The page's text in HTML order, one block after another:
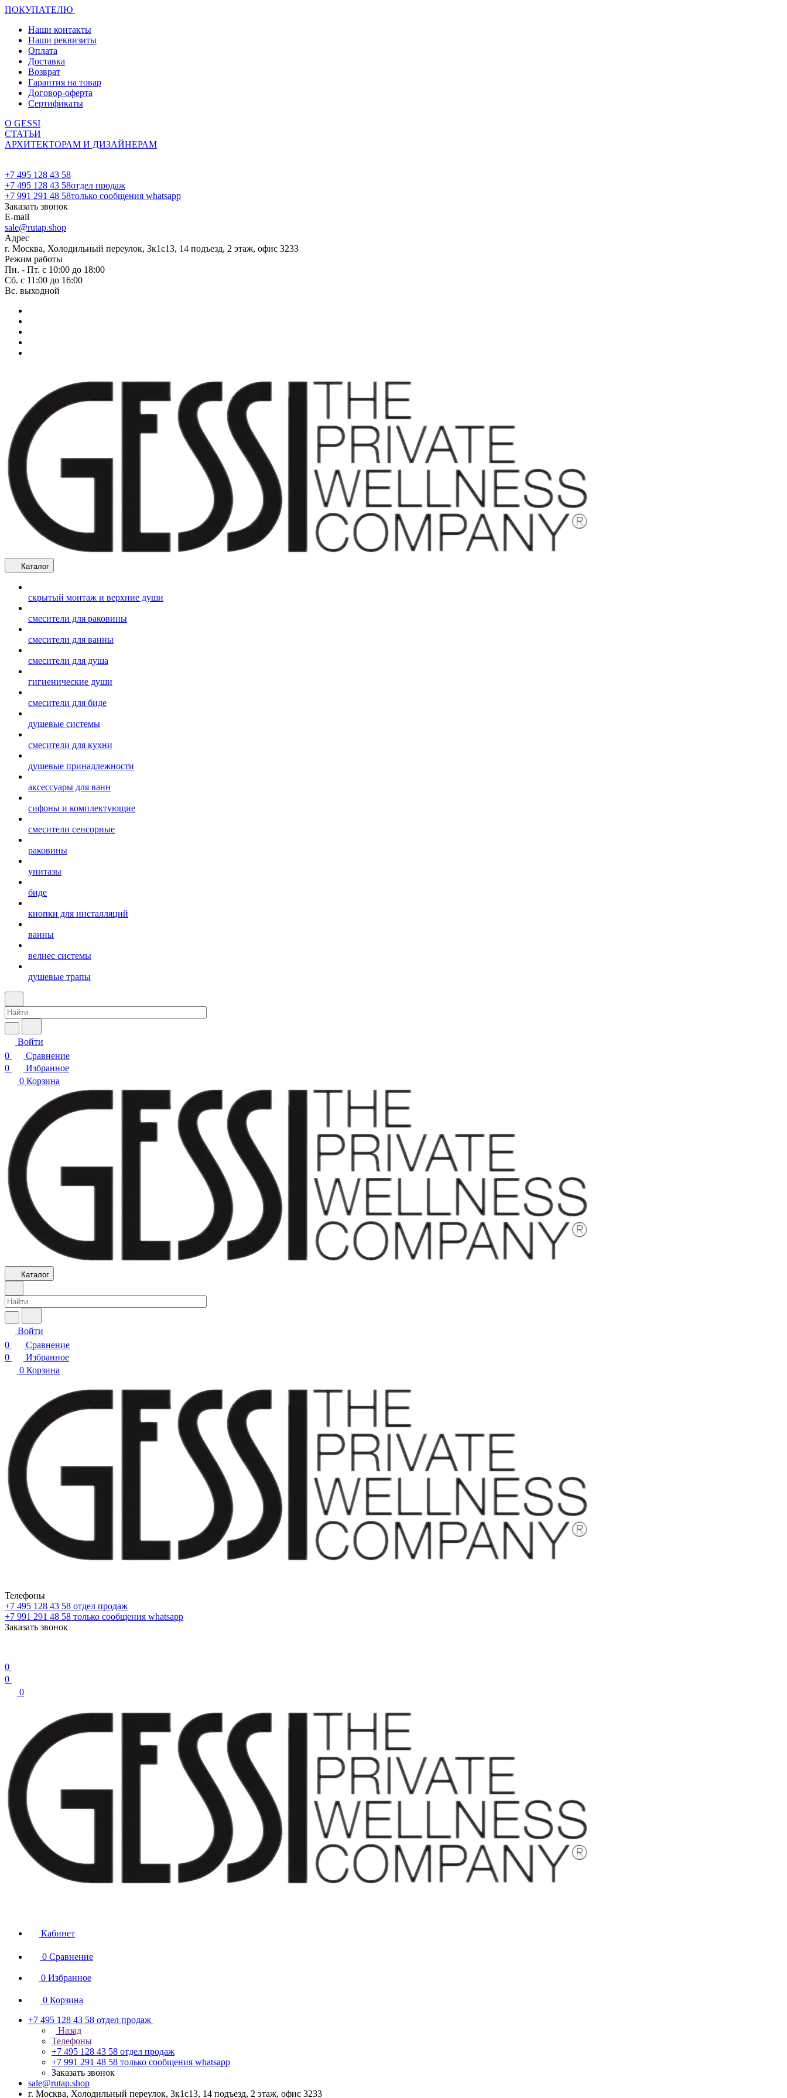
ПОКУПАТЕЛЮ
Наши контакты
Наши реквизиты
Оплата
Доставка
Возврат
Гарантия на товар
Договор-оферта
Сертификаты
О GESSI
СТАТЬИ
АРХИТЕКТОРАМ И ДИЗАЙНЕРАМ
+7 495 128 43 58
+7 495 128 43 58отдел продаж
+7 991 291 48 58только сообщения whatsapp
Заказать звонок
E-mail
sale@rutap.shop
Адрес
г. Москва, Холодильный переулок, 3к1с13, 14 подъезд, 2 этаж, офис 3233
Режим работы
Пн. - Пт. с 10:00 до 18:00
Сб. с 11:00 до 16:00
Вс. выходной
Каталог
скрытый монтаж и верхние души
смесители для раковины
смесители для ванны
смесители для душа
гигиенические души
смесители для биде
душевые системы
смесители для кухни
душевые принадлежности
аксессуары для ванн
сифоны и комплектующие
смесители сенсорные
раковины
унитазы
биде
кнопки для инсталляций
ванны
велнес системы
душевые трапы
Войти
0
Сравнение
0
Избранное
0 Корзина
Каталог
Войти
0
Сравнение
0
Избранное
0 Корзина
Телефоны
+7 495 128 43 58 отдел продаж
+7 991 291 48 58 только сообщения whatsapp
Заказать звонок
0
0
0
Кабинет
0 Сравнение
0 Избранное
0 Корзина
+7 495 128 43 58 отдел продаж
Назад
Телефоны
+7 495 128 43 58 отдел продаж
+7 991 291 48 58 только сообщения whatsapp
Заказать звонок
sale@rutap.shop
г. Москва, Холодильный переулок, 3к1с13, 14 подъезд, 2 этаж, офис 3233